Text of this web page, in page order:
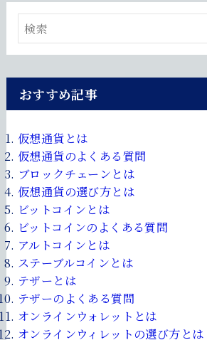
おすすめ記事
仮想通貨とは
仮想通貨のよくある質問
ブロックチェーンとは
仮想通貨の選び方とは
ビットコインとは
ビットコインのよくある質問
アルトコインとは
ステーブルコインとは
テザーとは
テザーのよくある質問
オンラインウォレットとは
オンラインウィレットの選び方とは